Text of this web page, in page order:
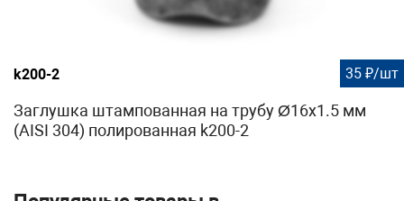
k200-2 35 ₽/шт
Заглушка штампованная на трубу Ø16x1.5 мм
(AISI 304) полированная k200-2